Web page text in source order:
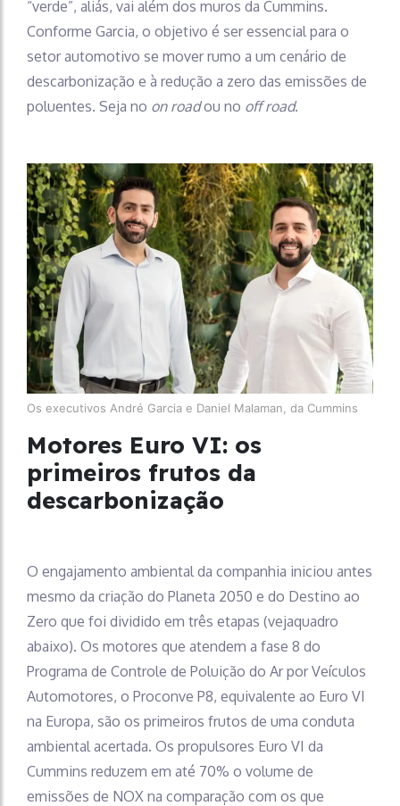
“verde”, aliás, vai além dos muros da Cummins.
Conforme Garcia, o objetivo é ser essencial para o
setor automotivo se mover rumo a um cenário de
descarbonização e à redução a zero das emissões de
poluentes. Seja no on roadou no off road.
Os executivos André Garcia e Daniel Malaman, da Cummins
Motores Euro VI: os
primeiros frutos da
descarbonização
O engajamento ambiental da companhia iniciou antes
mesmo da criação do Planeta 2050 e do Destino ao
Zero que foi dividido em três etapas (vejaquadro
abaixo). Os motores que atendem a fase 8 do
Programa de Controle de Poluição do Ar por Veículos
Automotores, o Proconve P8, equivalente ao Euro VI
na Europa, são os primeiros frutos de uma conduta
ambiental acertada. Os propulsores Euro VI da
Cummins reduzem em até 70% o volume de
emissões de NOX na comparação com os que